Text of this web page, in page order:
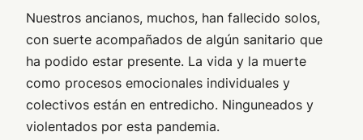
Nuestros ancianos, muchos, han fallecido solos,
con suerte acompañados de algún sanitario que
ha podido estar presente. La vida y la muerte
como procesos emocionales individuales y
colectivos están en entredicho. Ninguneados y
violentados por esta pandemia.